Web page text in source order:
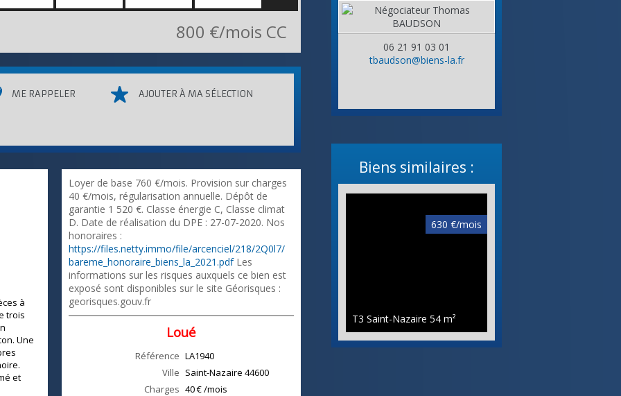
06 21 91 03 01
tbaudson@biens-la.fr
Biens similaires :
630 €/mois
T3 Saint-Nazaire 54 m²
800 €/mois CC
ME RAPPELER AJOUTER À MA SÉLECTION
à
trois
Une
et
Loyer de base 760 €/mois. Provision sur charges
40 €/mois, régularisation annuelle. Dépôt de
garantie 1 520 €. Classe énergie C, Classe climat
D. Date de réalisation du DPE : 27-07-2020. Nos
honoraires :
https://files.netty.immo/file/arcenciel/218/2Q0l7/
bareme_honoraire_biens_la_2021.pdfLes
informations sur les risques auxquels ce bien est
exposé sont disponibles sur le site Géorisques :
georisques.gouv.fr
Loué
Référence LA1940
Ville Saint-Nazaire 44600
Charges 40 € /mois